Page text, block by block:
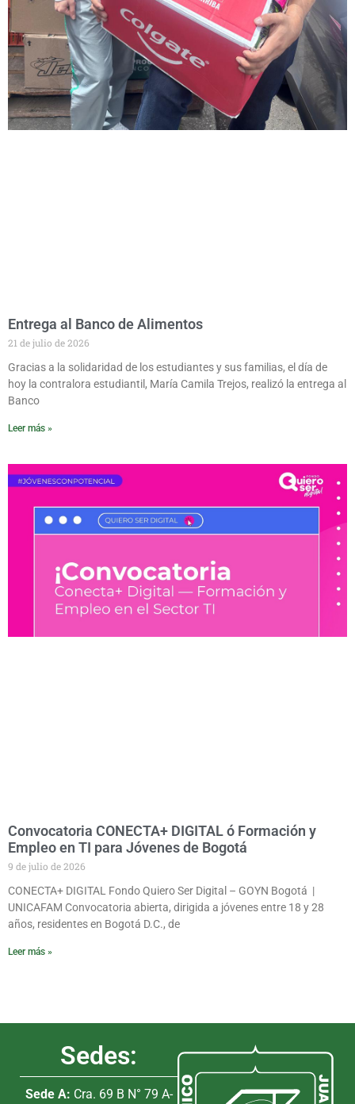
Entrega al Banco de Alimentos
21 de julio de 2026
Gracias a la solidaridad de los estudiantes y sus familias, el día de
hoy la contralora estudiantil, María Camila Trejos, realizó la entrega al
Banco
Leer más »
Convocatoria CONECTA+ DIGITAL ó Formación y
Empleo en TI para Jóvenes de Bogotá
9 de julio de 2026
CONECTA+ DIGITAL Fondo Quiero Ser Digital – GOYN Bogotá |
UNICAFAM Convocatoria abierta, dirigida a jóvenes entre 18 y 28
años, residentes en Bogotá D.C., de
Leer más »
Sedes:
Sede A: Cra. 69 B N° 79 A-